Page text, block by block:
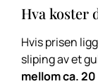
Hva koster
Hvis prisen
sliping av et
mellom ca.